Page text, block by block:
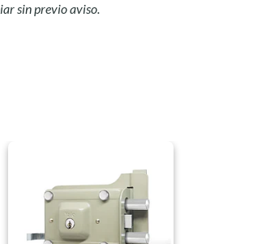
sin previo aviso.